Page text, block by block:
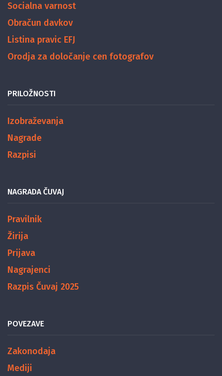
Socialna varnost
Obračun davkov
Listina pravic EFJ
Orodja za določanje cen fotografov
PRILOŽNOSTI
Izobraževanja
Nagrade
Razpisi
NAGRADA ČUVAJ
Pravilnik
Žirija
Prijava
Nagrajenci
Razpis Čuvaj 2025
POVEZAVE
Zakonodaja
Mediji